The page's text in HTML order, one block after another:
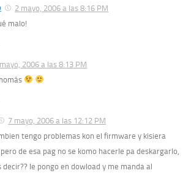
2 mayo, 2006 a las 8:16 PM
malo!
2006 a las 8:13 PM
7 mayo, 2006 a las 12:12 PM
tengo problemas kon el firmware y kisiera
de esa pag no se komo hacerle pa deskargarlo,
decir?? le pongo en dowload y me manda al